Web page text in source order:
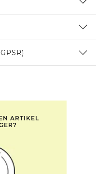
ARTIKEL